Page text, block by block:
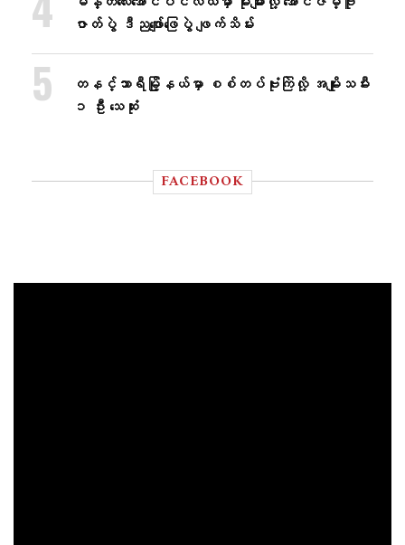
ဇာတ်ပွဲ ဒီညဖျော်ဖြေပွဲ ဖျက်သိမ်း
တနင်္သာရီမြို့နယ်မှာ စစ်တပ်ဗုံးကြဲလို့ အမျိုးသမီး
၁ ဦး သေဆုံး
FACEBOOK